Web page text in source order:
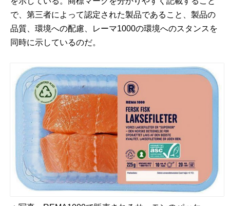
で、第三者によって認定された製品であること、製品の
品質、環境への配慮、レーマ1000の環境へのスタンスを
同時に示しているのだ。